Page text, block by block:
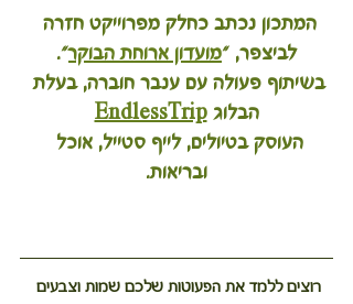
המתכון נכתב כחלק מפרוייקט חזרה
לביצפר, ״מועדון ארוחת הבוקר״.
בשיתוף פעולה עם ענבר חוברה, בעלת
הבלוג EndlessTrip
העוסק בטיולים, לייף סטייל, אוכל
ובריאות.
רוצים ללמד את הפעוטות שלכם שמות וצבעים